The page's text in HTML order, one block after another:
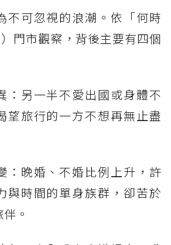
不可忽視的浪潮。依「何時
門市觀察，背後主要有四個
：另一半不愛出國或身體不
望旅行的一方不想再無止盡
：晚婚、不婚比例上升，許
與時間的單身族群，卻苦於
。